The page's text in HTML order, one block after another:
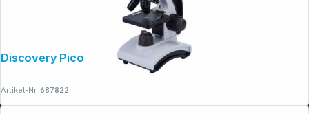
Discovery Pico Polar Mikroskop
Artikel-Nr.:687822